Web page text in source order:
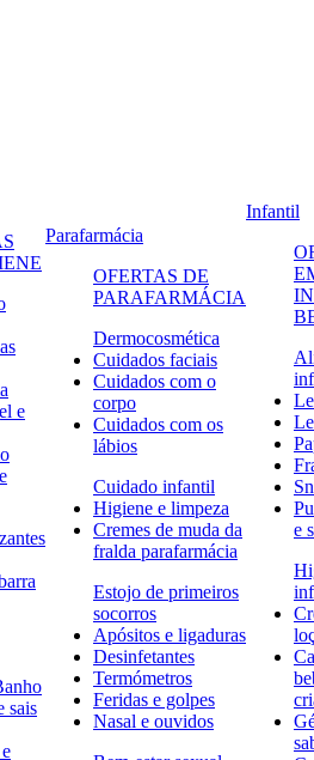
e
sais
Parafarmácia
OFERTAS DE
PARAFARMÁCIA
Dermocosmética
Cuidados faciais
Cuidados com o
corpo
Cuidados com os
lábios
Cuidado infantil
Higiene e limpeza
Cremes de muda da
fralda parafarmácia
Estojo de primeiros
socorros
Apósitos e ligaduras
Desinfetantes
Termómetros
Feridas e golpes
Nasal e ouvidos
Infantil
e